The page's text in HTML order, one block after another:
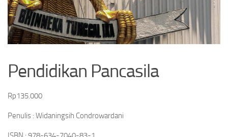
Pendidikan Pancasila
Rp135.000
Penulis : Widaningsih Condrowardani